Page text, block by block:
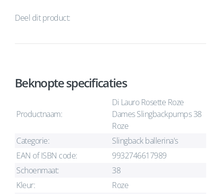
Deel dit product:
Beknopte specificaties
Productnaam:
Di Lauro Rosette Roze
Dames Slingbackpumps 38
Roze
Categorie:
Slingback ballerina's
EAN of ISBN code:
9932746617989
Schoenmaat:
38
Kleur:
Roze